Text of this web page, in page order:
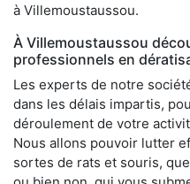
à Villemoustaussou.
À Villemoustaussou
professionnels en
Les experts de notre
dans les délais impartis,
déroulement de votre
Nous allons pouvoir lutter
sortes de rats et souris,